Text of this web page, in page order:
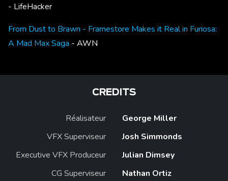
- LifeHacker
From Dust to Brawn - Framestore Makes it Real in Furiosa:
A Mad Max Saga - AWN
CREDITS
Réalisateur
George Miller
VFX Superviseur
Josh Simmonds
Executive VFX Produceur
Julian Dimsey
CG Superviseur
Nathan Ortiz